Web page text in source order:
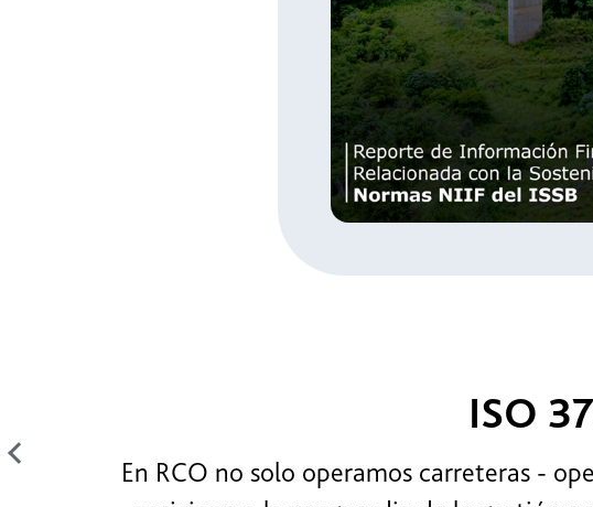
Informe
ISO
En RCO no solo operamos carreteras -